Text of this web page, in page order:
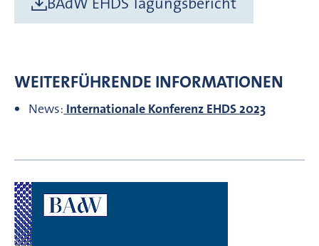
WEITERFÜHRENDE INFORMATIONEN
News: Internationale Konferenz EHDS 2023